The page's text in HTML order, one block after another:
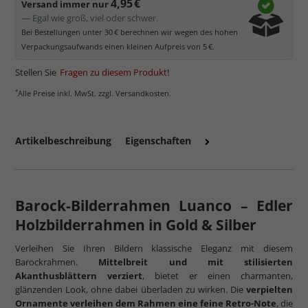
Versand immer nur4,95 €
— Egal wie groß, viel oder schwer.
Bei Bestellungen unter 30 € berechnen wir wegen des hohen
Verpackungsaufwands einen kleinen Aufpreis von 5 €.
Stellen Sie Fragen zu diesem Produkt!
*Alle Preise inkl. MwSt. zzgl. Versandkosten.
Artikelbeschreibung Eigenschaften
Barock-Bilderrahmen Luanco – Edler
Holzbilderrahmen in Gold & Silber
Verleihen Sie Ihren Bildern klassische Eleganz mit diesem
Barockrahmen. Mittelbreit und mit stilisierten
Akanthusblättern verziert, bietet er einen charmanten,
glänzenden Look, ohne dabei überladen zu wirken. Die verpielten
Ornamente verleihen dem Rahmen eine feine Retro-Note, die